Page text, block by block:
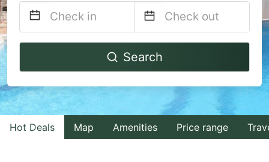
Navigate
to
interact
with
the
Navigate
to
interact
with
the
Search
Hot Deals Map Amenities Price range